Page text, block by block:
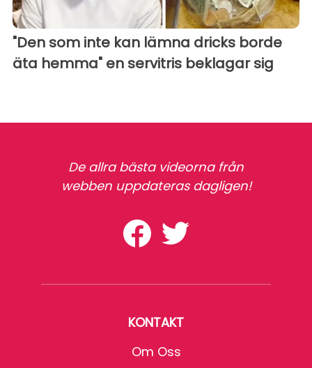
"Den som inte kan lämna dricks borde
äta hemma" en servitris beklagar sig
De allra bästa videorna från
webben uppdateras dagligen!
KONTAKT
Om Oss